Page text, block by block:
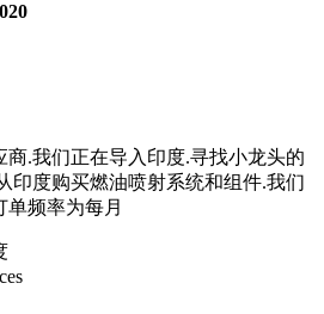
.我们正在导入印度.寻找小龙头的
印度购买燃油喷射系统和组件.我们
频率为每月